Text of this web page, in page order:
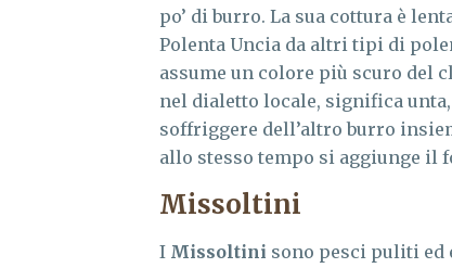
po’ di burro. La sua cottura è
Polenta Uncia da altri tipi di
assume un colore più scuro del
nel dialetto locale, significa
soffriggere dell’altro burro
allo stesso tempo si aggiunge il
Missoltini
I Missoltini sono pesci puliti